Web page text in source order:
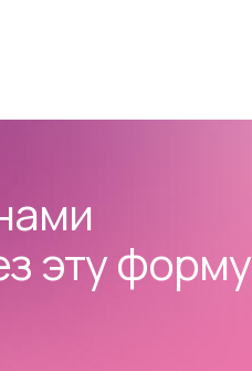
эту форму